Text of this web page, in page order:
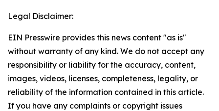
Legal Disclaimer:
EIN Presswire provides this news content "as is"
without warranty of any kind. We do not accept any
responsibility or liability for the accuracy, content,
images, videos, licenses, completeness, legality, or
reliability of the information contained in this article.
If you have any complaints or copyright issues